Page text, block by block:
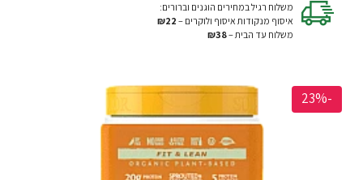
משלוח רגיל במחירים הוגנים וברורים:
איסוף מנקודות איסוף ולוקרים – ₪22
משלוח עד הבית –₪38
-23%